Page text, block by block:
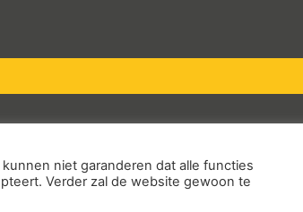
niet garanderen dat alle functies
Verder zal de website gewoon te